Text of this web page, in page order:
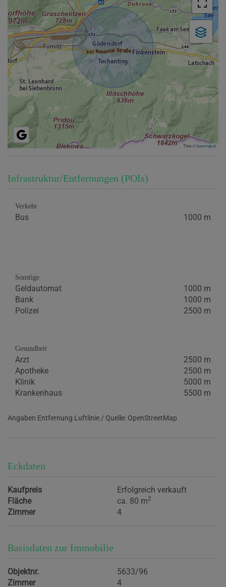
Tiles ©basemap.at
Infrastruktur/Entfernungen (POIs)
Verkehr
Bus 1000 m
Sonstige
Geldautomat
1000 m
Bank
1000 m
Polizei
2500 m
Gesundheit
Arzt
2500 m
Apotheke
2500 m
Klinik
5000 m
Krankenhaus
5500 m
Angaben Entfernung Luftlinie / Quelle: OpenStreetMap
Eckdaten
Kaufpreis
Erfolgreich verkauft
Fläche
ca. 80 m2
Zimmer 4
Basisdaten zur Immobilie
Objektnr.
5633/96
Zimmer
4